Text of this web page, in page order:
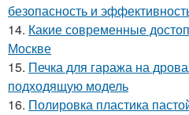
безопасность и
14. Какие современные
Москве
15. Печка для гаража на
подходящую модель
16. Полировка пластика